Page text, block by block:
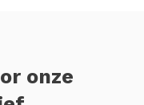
onze